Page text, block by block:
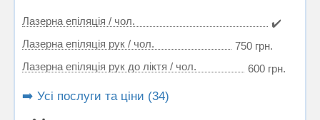
Лазерна епіляція / чол.
✔️
Лазерна епіляція рук / чол.
750 грн.
Лазерна епіляція рук до ліктя / чол.
600 грн.
➡️ Усі послуги та ціни (34)